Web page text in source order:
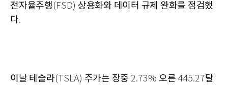
전자율주행 (FSD) 상용화와 데이터 규제 완화를 점검했
다.
이날 테슬라(TSLA) 주가는 장중 2.73% 오른 445.27달